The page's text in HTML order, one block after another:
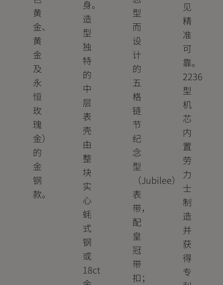
黄
金、
黄
金
及
永
恒
玫
瑰
金）
的
金
钢
款。
身。
造
型
独
特
的
中
层
表
壳
由
整
块
实
心
蚝
式
钢
或
18ct
型
而
设
计
的
五
格
链
节
纪
念
型
（Jubilee）
表
带，
配
皇
冠
带
扣；
见
精
准
可
靠。
2236
型
机
芯
内
置
劳
力
士
制
造
并
获
得
专